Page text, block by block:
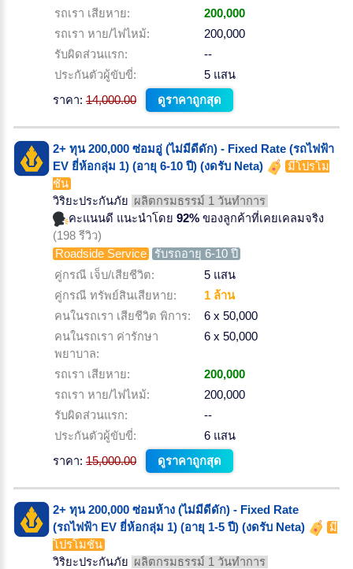
รถเรา เสียหาย:
200,000
รถเรา หาย/ไฟไหม้:
200,000
รับผิดส่วนแรก:
--
ประกันตัวผู้ขับขี่:
5 แสน
ราคา: 14,000.00 ดูราคาถูกสุด
2+ ทุน 200,000 ซ่อมอู่ (ไม่มีดีดัก) - Fixed Rate (รถไฟฟ้า
EV ยี่ห้อกลุ่ม 1) (อายุ 6-10 ปี) (งดรับ Neta)
มีโปรโม
ชั่น
วิริยะประกันภัย ผลิตกรมธรรม์ 1 วันทำการ
คะแนนดี แนะนำโดย 92% ของลูกค้าที่เคยเคลมจริง
(198 รีวิว)
Roadside Service
รับรถอายุ 6-10 ปี
คู่กรณี เจ็บ/เสียชีวิต:
5 แสน
คู่กรณี ทรัพย์สินเสียหาย:
1 ล้าน
คนในรถเรา เสียชีวิต พิการ:
6 x 50,000
คนในรถเรา ค่ารักษา
พยาบาล:
6 x 50,000
รถเรา เสียหาย:
200,000
รถเรา หาย/ไฟไหม้:
200,000
รับผิดส่วนแรก:
--
ประกันตัวผู้ขับขี่:
6 แสน
ราคา: 15,000.00 ดูราคาถูกสุด
2+ ทุน 200,000 ซ่อมห้าง (ไม่มีดีดัก) - Fixed Rate
(รถไฟฟ้า EV ยี่ห้อกลุ่ม 1) (อายุ 1-5 ปี) (งดรับ Neta)
มี
โปรโมชั่น
วิริยะประกันภัย ผลิตกรมธรรม์ 1 วันทำการ